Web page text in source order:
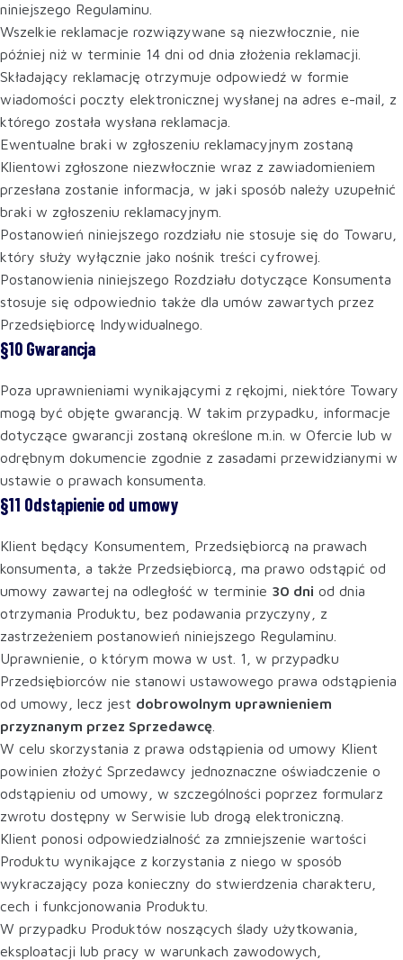
niniejszego Regulaminu.
Wszelkie reklamacje rozwiązywane są niezwłocznie, nie
później niż w terminie 14 dni od dnia złożenia reklamacji.
Składający reklamację otrzymuje odpowiedź w formie
wiadomości poczty elektronicznej wysłanej na adres e-mail, z
którego została wysłana reklamacja.
Ewentualne braki w zgłoszeniu reklamacyjnym zostaną
Klientowi zgłoszone niezwłocznie wraz z zawiadomieniem
przesłana zostanie informacja, w jaki sposób należy uzupełnić
braki w zgłoszeniu reklamacyjnym.
Postanowień niniejszego rozdziału nie stosuje się do Towaru,
który służy wyłącznie jako nośnik treści cyfrowej.
Postanowienia niniejszego Rozdziału dotyczące Konsumenta
stosuje się odpowiednio także dla umów zawartych przez
Przedsiębiorcę Indywidualnego.
§10 Gwarancja
Poza uprawnieniami wynikającymi z rękojmi, niektóre Towary
mogą być objęte gwarancją. W takim przypadku, informacje
dotyczące gwarancji zostaną określone m.in. w Ofercie lub w
odrębnym dokumencie zgodnie z zasadami przewidzianymi w
ustawie o prawach konsumenta.
§11 Odstąpienie od umowy
Klient będący Konsumentem, Przedsiębiorcą na prawach
konsumenta, a także Przedsiębiorcą, ma prawo odstąpić od
umowy zawartej na odległość w terminie 30 dni od dnia
otrzymania Produktu, bez podawania przyczyny, z
zastrzeżeniem postanowień niniejszego Regulaminu.
Uprawnienie, o którym mowa w ust. 1, w przypadku
Przedsiębiorców nie stanowi ustawowego prawa odstąpienia
od umowy, lecz jest dobrowolnym uprawnieniem
przyznanym przez Sprzedawcę
W celu skorzystania z prawa odstąpienia od umowy Klient
powinien złożyć Sprzedawcy jednoznaczne oświadczenie o
odstąpieniu od umowy, w szczególności poprzez formularz
zwrotu dostępny w Serwisie lub drogą elektroniczną.
Klient ponosi odpowiedzialność za zmniejszenie wartości
Produktu wynikające z korzystania z niego w sposób
wykraczający poza konieczny do stwierdzenia charakteru,
cech i funkcjonowania Produktu.
W przypadku Produktów noszących ślady użytkowania,
eksploatacji lub pracy w warunkach zawodowych,